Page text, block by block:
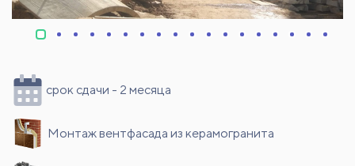
срок сдачи - 2 месяца
Монтаж вентфасада из керамогранита